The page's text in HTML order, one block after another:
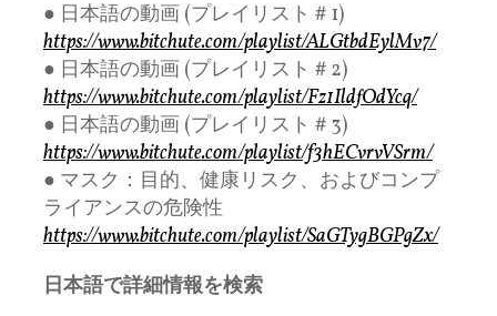
● 日本語の動画 (プレイリスト＃1)
https://www.bitchute.com/playlist/ALGtbdEylMv7/
● 日本語の動画 (プレイリスト＃2)
https://www.bitchute.com/playlist/Fz1IldfOdYcq/
● 日本語の動画 (プレイリスト＃3)
https://www.bitchute.com/playlist/f3hECvrvVSrm/
● マスク：目的、健康リスク、およびコンプ
ライアンスの危険性
https://www.bitchute.com/playlist/SaGTygBGPgZx/
日本語で詳細情報を検索